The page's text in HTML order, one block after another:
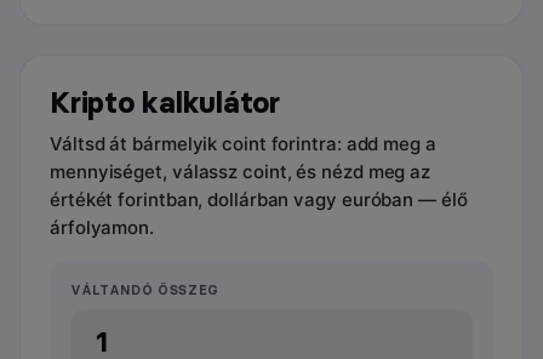
Kripto kalkulátor
Váltsd át bármelyik coint forintra: add meg a
mennyiséget, válassz coint, és nézd meg az
értékét forintban, dollárban vagy euróban — élő
árfolyamon.
VÁLTANDÓ ÖSSZEG